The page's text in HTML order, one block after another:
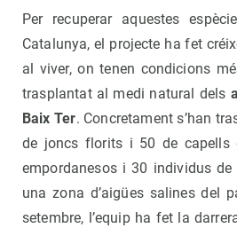
Per recuperar aquestes
Catalunya, el projecte ha fet
al viver, on tenen condicions
trasplantat al medi natural dels
Baix Ter. Concretament s’han
de joncs florits i 50 de capells
empordanesos i 30 individus de
una zona d’aigües salines del
setembre, l’equip ha fet la